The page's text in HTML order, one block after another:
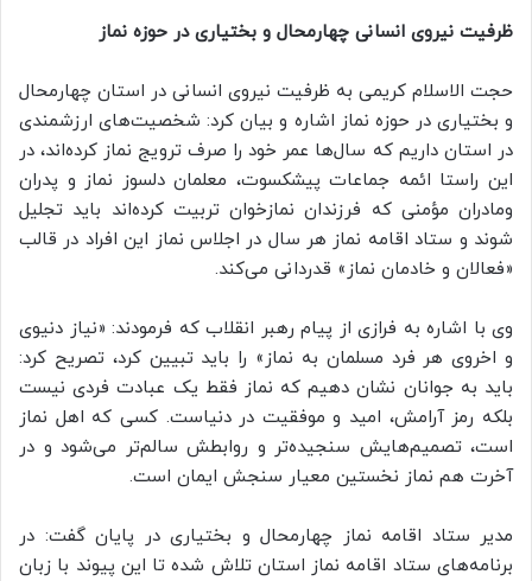
ظرفیت نیروی انسانی چهارمحال و بختیاری در حوزه نماز
حجت الاسلام کریمی به ظرفیت نیروی انسانی در استان چهارمحال
و بختیاری در حوزه نماز اشاره و بیان کرد: شخصیت‌های ارزشمندی
در استان داریم که سال‌ها عمر خود را صرف ترویج نماز کرده‌اند، در
این راستا ائمه جماعات پیشکسوت، معلمان دلسوز نماز و پدران
ومادران مؤمنی که فرزندان نمازخوان تربیت کرده‌اند باید تجلیل
شوند و ستاد اقامه نماز هر سال در اجلاس نماز این افراد در قالب
«فعالان و خادمان نماز» قدردانی می‌کند.
وی با اشاره به فرازی از پیام رهبر انقلاب که فرمودند: «نیاز دنیوی
و اخروی هر فرد مسلمان به نماز» را باید تبیین کرد، تصریح کرد:
باید به جوانان نشان دهیم که نماز فقط یک عبادت فردی نیست
بلکه رمز آرامش، امید و موفقیت در دنیاست. کسی که اهل نماز
است، تصمیم‌هایش سنجیده‌تر و روابطش سالم‌تر می‌شود و در
آخرت هم نماز نخستین معیار سنجش ایمان است.
مدیر ستاد اقامه نماز چهارمحال و بختیاری در پایان گفت: در
برنامه‌های ستاد اقامه نماز استان تلاش شده تا این پیوند با زبان